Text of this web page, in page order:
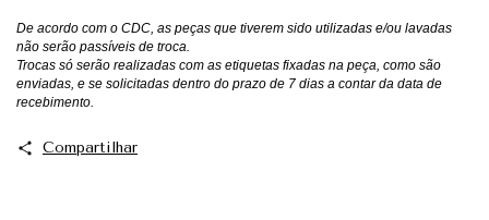
De acordo com o CDC, as peças que tiverem sido utilizadas e/ou lavadas
não serão passíveis de troca.
Trocas só serão realizadas com as etiquetas fixadas na peça, como são
enviadas, e se solicitadas dentro do prazo de 7 dias a contar da data de
recebimento.
Compartilhar